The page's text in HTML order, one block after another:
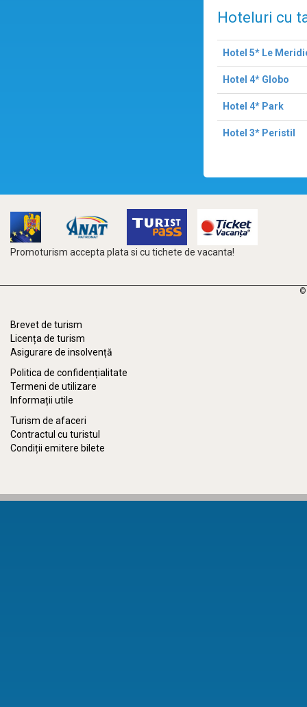
Hoteluri cu
Hotel 5* Le
Hotel 4* Globo
Hotel 4* Park
Hotel 3* Peristil
Promoturism accepta plata si cu tichete de vacanta!
©
Brevet de turism
Licența de turism
Asigurare de insolvență
Politica de confidențialitate
Termeni de utilizare
Informații utile
Turism de afaceri
Contractul cu turistul
Condiții emitere bilete